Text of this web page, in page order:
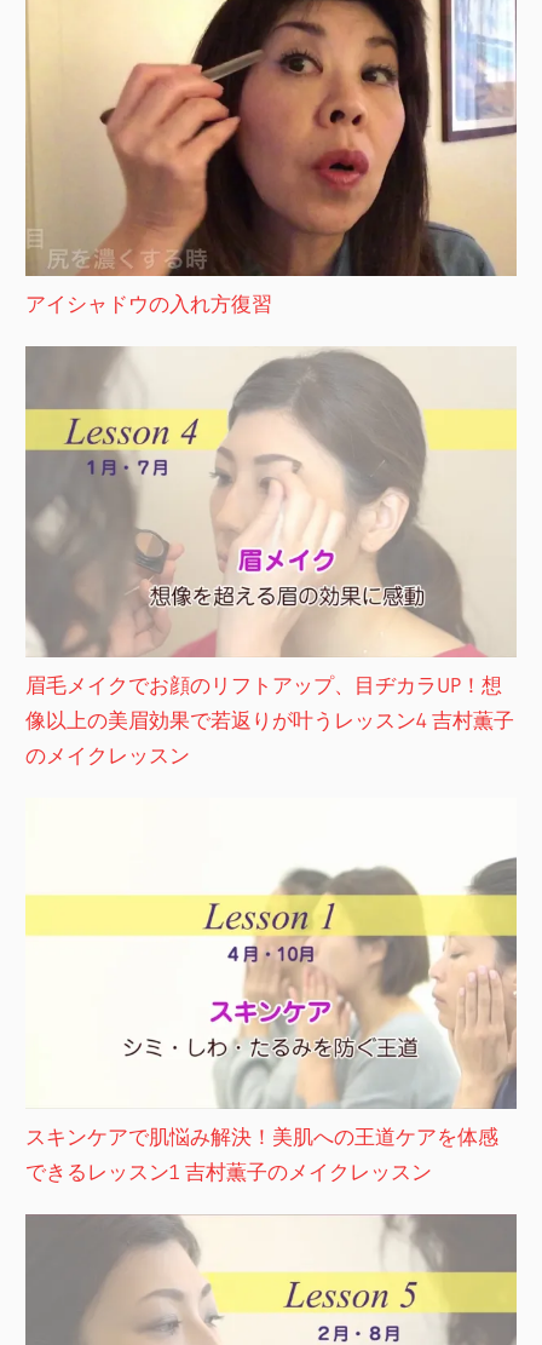
アイシャドウの入れ方復習
眉毛メイクでお顔のリフトアップ、目ヂカラUP！想
像以上の美眉効果で若返りが叶うレッスン4 吉村薫子
のメイクレッスン
スキンケアで肌悩み解決！美肌への王道ケアを体感
できるレッスン1 吉村薫子のメイクレッスン